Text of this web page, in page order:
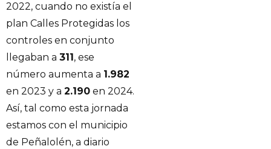
2022, cuando no existía el
plan Calles Protegidas los
controles en conjunto
llegaban a 311, ese
número aumenta a 1.982
en 2023 y a 2.190 en 2024.
Así, tal como esta jornada
estamos con el municipio
de Peñalolén, a diario